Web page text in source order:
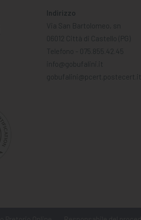
Indirizzo
Via San Bartolomeo, sn
06012 Città di Castello (PG)
Telefono - 075.855.42.45
info@gobufalini.it
gobufalini@pcert.postecert.it